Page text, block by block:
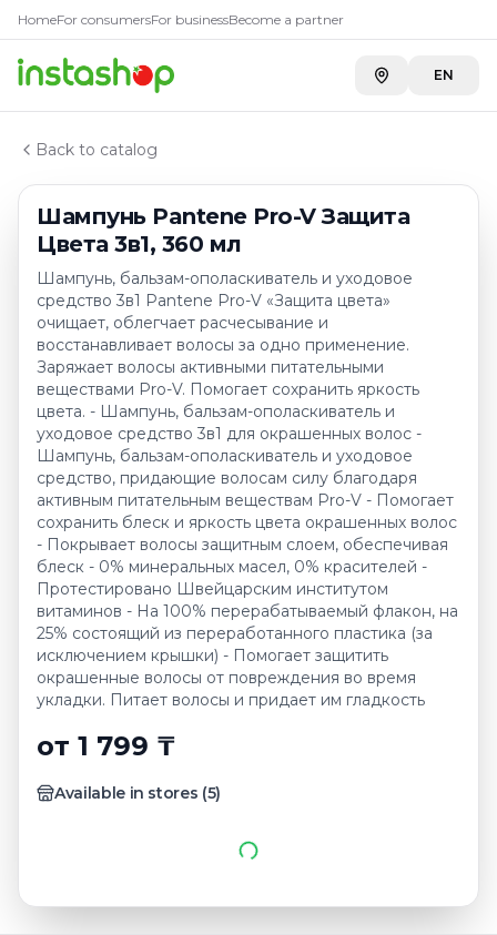
HomeFor consumersFor businessBecome a partner
EN
Back to catalog
Шампунь Pantene Pro-V Защита
Цвета 3в1, 360 мл
Шампунь, бальзам-ополаскиватель и уходовое
средство 3в1 Pantene Pro-V «Защита цвета»
очищает, облегчает расчесывание и
восстанавливает волосы за одно применение.
Заряжает волосы активными питательными
веществами Pro-V. Помогает сохранить яркость
цвета. - Шампунь, бальзам-ополаскиватель и
уходовое средство 3в1 для окрашенных волос -
Шампунь, бальзам-ополаскиватель и уходовое
средство, придающие волосам силу благодаря
активным питательным веществам Pro-V - Помогает
сохранить блеск и яркость цвета окрашенных волос
- Покрывает волосы защитным слоем, обеспечивая
блеск - 0% минеральных масел, 0% красителей -
Протестировано Швейцарским институтом
витаминов - На 100% перерабатываемый флакон, на
25% состоящий из переработанного пластика (за
исключением крышки) - Помогает защитить
окрашенные волосы от повреждения во время
укладки. Питает волосы и придает им гладкость
от 1 799 ₸
Available in stores (5)
Главная
Каталог
Шампуни
Шампунь Pantene Pro-V Защита Цвета 3в1, 360 мл
КупитьШампунь Pantene
A-Store ADK на Бажова